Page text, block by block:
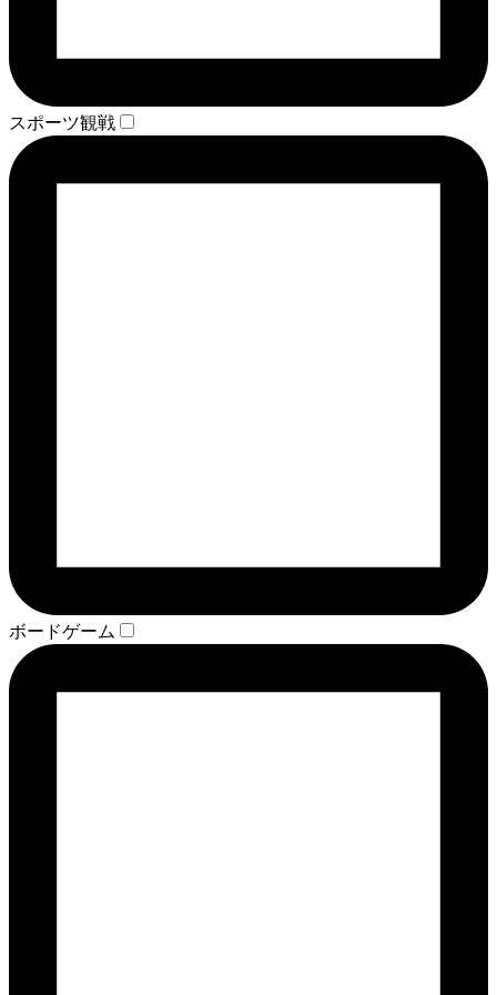
スポーツ観戦
ボードゲーム